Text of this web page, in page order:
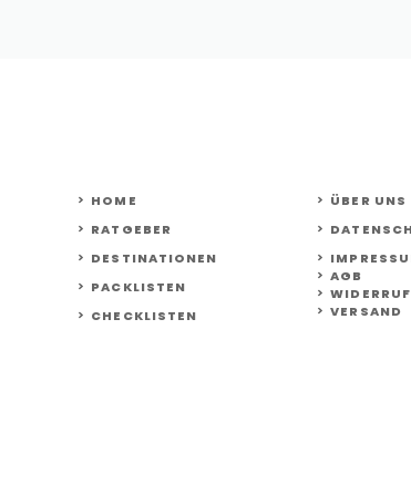
HOME
RATGEBER
DESTINATIONEN
PACKLISTEN
CHECKLISTEN
ÜBER UNS
AGB
VERSAND